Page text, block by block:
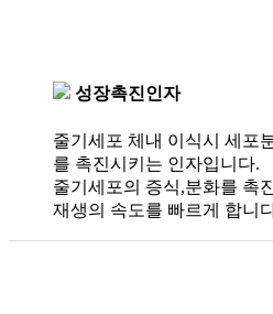
성장촉진인자
줄기세포 체내 이식시 세포
를 촉진시키는 인자입니다.
줄기세포의 증식,분화를 촉
재생의 속도를 빠르게 합니